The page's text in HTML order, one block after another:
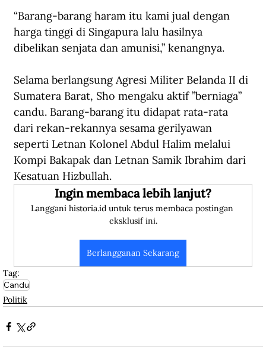
“Barang-barang haram itu kami jual dengan
harga tinggi di Singapura lalu hasilnya
dibelikan senjata dan amunisi,” kenangnya.
Selama berlangsung Agresi Militer Belanda II di
Sumatera Barat, Sho mengaku aktif ”berniaga”
candu. Barang-barang itu didapat rata-rata
dari rekan-rekannya sesama gerilyawan
seperti Letnan Kolonel Abdul Halim melalui
Kompi Bakapak dan Letnan Samik Ibrahim dari
Kesatuan Hizbullah.
Ingin membaca lebih lanjut?
Langgani historia.id untuk terus membaca postingan
eksklusif ini.
Berlangganan Sekarang
Tag:
Candu
Politik